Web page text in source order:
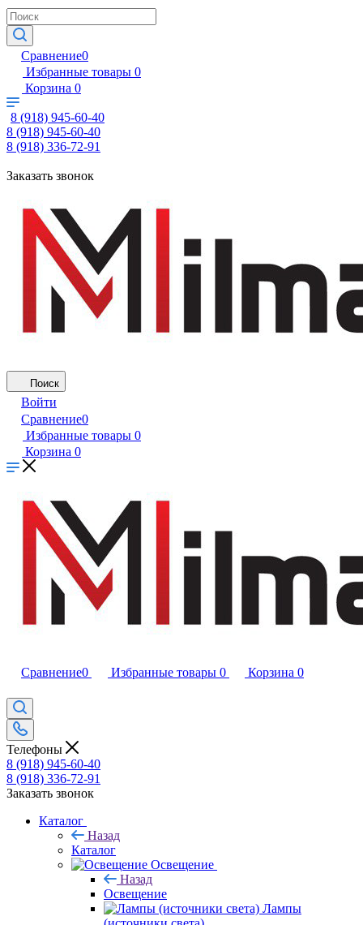
Сравнение0
Избранные товары 0
Корзина 0
8 (918) 945-60-40
8 (918) 945-60-40
8 (918) 336-72-91
Заказать звонок
Поиск
Войти
Сравнение0
Избранные товары 0
Корзина 0
Сравнение0 Избранные товары 0 Корзина 0
Телефоны
8 (918) 945-60-40
8 (918) 336-72-91
Заказать звонок
Каталог
Назад
Каталог
Освещение
Назад
Освещение
Лампы